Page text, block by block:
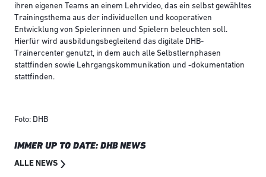
ihren eigenen Teams an einem Lehrvideo, das ein selbst gewähltes
Trainingsthema aus der individuellen und kooperativen
Entwicklung von Spielerinnen und Spielern beleuchten soll.
Hierfür wird ausbildungsbegleitend das digitale DHB-
Trainercenter genutzt, in dem auch alle Selbstlernphasen
stattfinden sowie Lehrgangskommunikation und -dokumentation
stattfinden.
Foto: DHB
IMMER UP TO DATE: DHB NEWS
ALLE NEWS